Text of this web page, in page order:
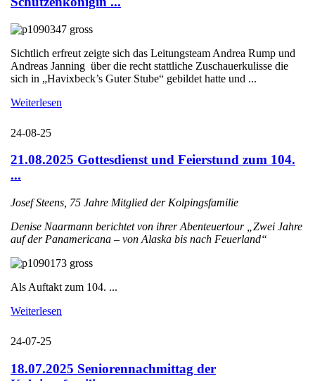
Sichtlich erfreut zeigte sich das Leitungsteam Andrea Rump und
Andreas Janning über die recht stattliche Zuschauerkulisse die
sich in „Havixbeck’s Guter Stube“ gebildet hatte und ...
Weiterlesen
24-08-25
21.08.2025 Gottesdienst und Feierstund zum 104.
...
Josef Steens, 75 Jahre Mitglied der Kolpingsfamilie
Denise Naarmann berichtet von ihrer Abenteuertour „Zwei Jahre
auf der Panamericana – von Alaska bis nach Feuerland“
Als Auftakt zum 104. ...
Weiterlesen
24-07-25
18.07.2025 Seniorennachmittag der